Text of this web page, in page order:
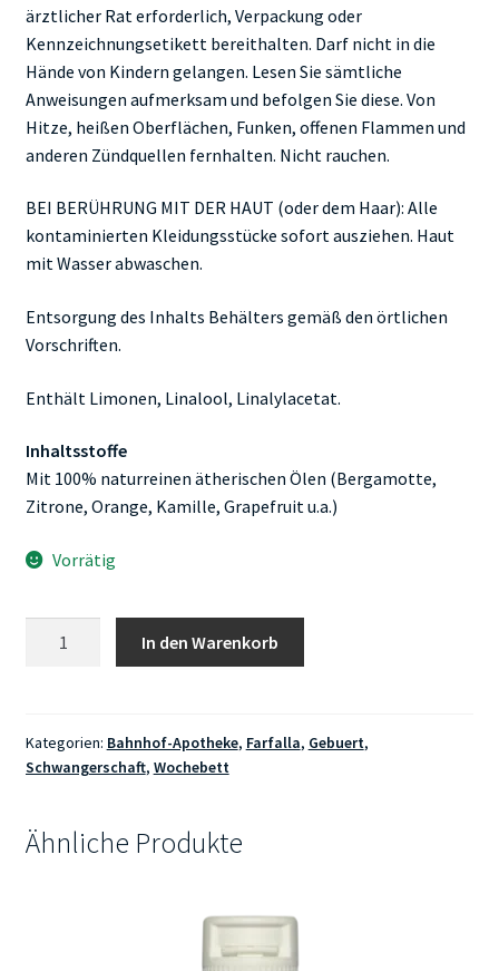
ärztlicher Rat erforderlich, Verpackung oder
Kennzeichnungsetikett bereithalten. Darf nicht in die
Hände von Kindern gelangen. Lesen Sie sämtliche
Anweisungen aufmerksam und befolgen Sie diese. Von
Hitze, heißen Oberflächen, Funken, offenen Flammen und
anderen Zündquellen fernhalten. Nicht rauchen.
BEI BERÜHRUNG MIT DER HAUT (oder dem Haar): Alle
kontaminierten Kleidungsstücke sofort ausziehen. Haut
mit Wasser abwaschen.
Entsorgung des Inhalts Behälters gemäß den örtlichen
Vorschriften.
Enthält Limonen, Linalool, Linalylacetat.
Inhaltsstoffe
Mit 100% naturreinen ätherischen Ölen (Bergamotte,
Zitrone, Orange, Kamille, Grapefruit u.a.)
Vorrätig
Menge
In den Warenkorb
Kategorien: Bahnhof-Apotheke, Farfalla, Gebuert,
Schwangerschaft, Wochebett
Ähnliche Produkte